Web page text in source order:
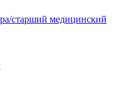
старший медицинский